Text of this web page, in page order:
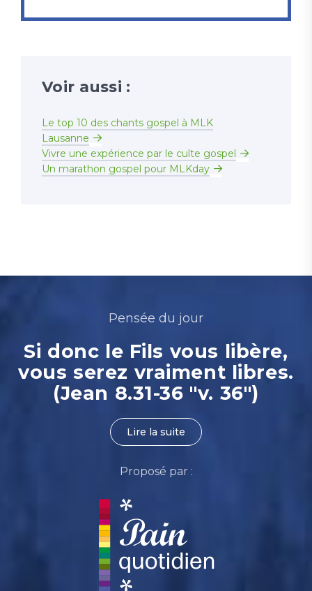
Voir aussi :
Le top 10 des chants gospel à MLK
Lausanne
Vivre une expérience par le culte gospel
Un marathon gospel pour MLKday
Pensée du jour
Si donc le Fils vous libère,
vous serez vraiment libres.
(Jean 8.31-36 "v. 36")
Lire la suite
Proposé par :